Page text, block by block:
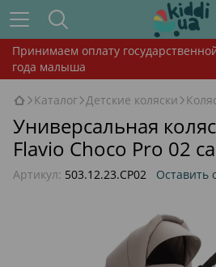
Принимаем оплату
года малыша
Каталог Детские коляски
Универсальная
Flavio Choco Pro 02
Артикул: 503.12.23.CP02 Оставить